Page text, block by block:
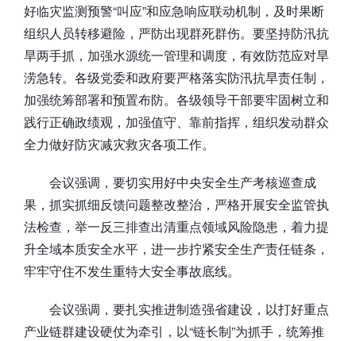
好临灾监测预警“叫应”和应急响应联动机制，及时果断
组织人员转移避险，严防出现群死群伤。要坚持防汛抗
旱两手抓，加强水源统一管理和调度，有效防范应对旱
涝急转。各级党委和政府要严格落实防汛抗旱责任制，
加强统筹部署和预置布防。各级领导干部要牢固树立和
践行正确政绩观，加强值守、靠前指挥，组织发动群众
全力做好防灾减灾救灾各项工作。
会议强调，要切实用好中央安全生产考核巡查成
果，抓实抓细反馈问题整改整治，严格开展安全监管执
法检查，举一反三排查出清重点领域风险隐患，着力提
升全域本质安全水平，进一步拧紧安全生产责任链条，
牢牢守住不发生重特大安全事故底线。
会议强调，要扎实推进制造强省建设，以打好重点
产业链群建设硬仗为牵引，以“链长制”为抓手，统筹推